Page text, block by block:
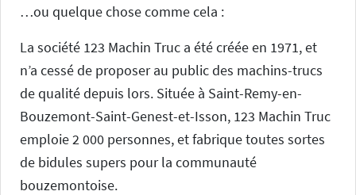
…ou quelque chose comme cela :
La société 123 Machin Truc a été créée en 1971, et
n’a cessé de proposer au public des machins-trucs
de qualité depuis lors. Située à Saint-Remy-en-
Bouzemont-Saint-Genest-et-Isson, 123 Machin Truc
emploie 2 000 personnes, et fabrique toutes sortes
de bidules supers pour la communauté
bouzemontoise.